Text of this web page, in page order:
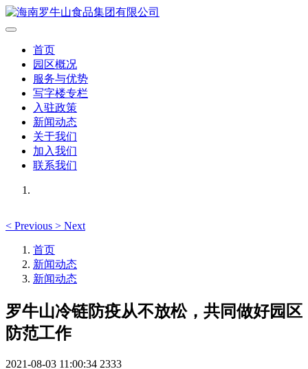
首页
园区概况
服务与优势
写字楼专栏
入驻政策
新闻动态
关于我们
加入我们
联系我们
< Previous > Next
首页
新闻动态
新闻动态
罗牛山冷链防疫从不放松，共同做好园区
防范工作
2021-08-03 11:00:34 2333